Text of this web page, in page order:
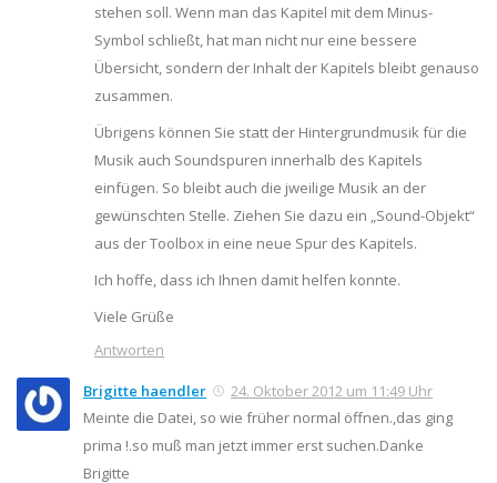
stehen soll. Wenn man das Kapitel mit dem Minus-
Symbol schließt, hat man nicht nur eine bessere
Übersicht, sondern der Inhalt der Kapitels bleibt genauso
zusammen.
Übrigens können Sie statt der Hintergrundmusik für die
Musik auch Soundspuren innerhalb des Kapitels
einfügen. So bleibt auch die jweilige Musik an der
gewünschten Stelle. Ziehen Sie dazu ein „Sound-Objekt“
aus der Toolbox in eine neue Spur des Kapitels.
Ich hoffe, dass ich Ihnen damit helfen konnte.
Viele Grüße
Antworten
Brigitte haendler
24. Oktober 2012 um 11:49 Uhr
Meinte die Datei, so wie früher normal öffnen.,das ging
prima !.so muß man jetzt immer erst suchen.Danke
Brigitte